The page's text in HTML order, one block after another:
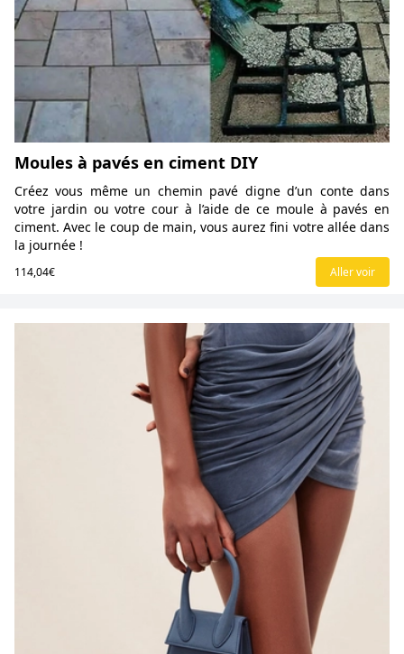
Moules à pavés en ciment DIY
Créez vous même un chemin pavé digne d’un conte dans
votre jardin ou votre cour à l’aide de ce moule à pavés en
ciment. Avec le coup de main, vous aurez fini votre allée dans
la journée !
114,04€ Aller voir